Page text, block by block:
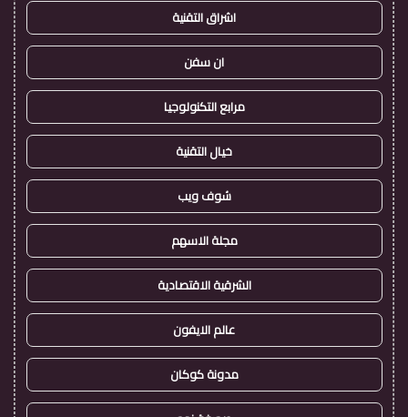
اشراق التقنية
ان سفن
مرابع التكنولوجيا
خيال التقنية
شوف ويب
مجلة الاسهم
الشرقية الاقتصادية
عالم الايفون
مدونة كوكان